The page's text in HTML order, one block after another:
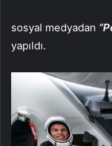
sosyal medyadan
yapıldı.